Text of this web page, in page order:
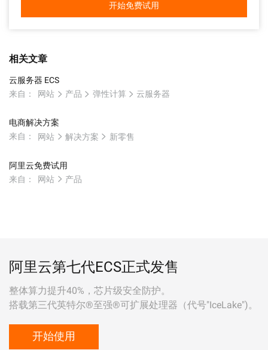
开始免费试用
相关文章
云服务器 ECS
来自：
网站 产品 弹性计算 云服务器
电商解决方案
来自：
网站 解决方案 新零售
阿里云免费试用
来自：
网站 产品
阿里云第七代ECS正式发售
整体算力提升40%，芯片级安全防护。
搭载第三代英特尔®至强®可扩展处理器（代号"IceLake")。
开始使用